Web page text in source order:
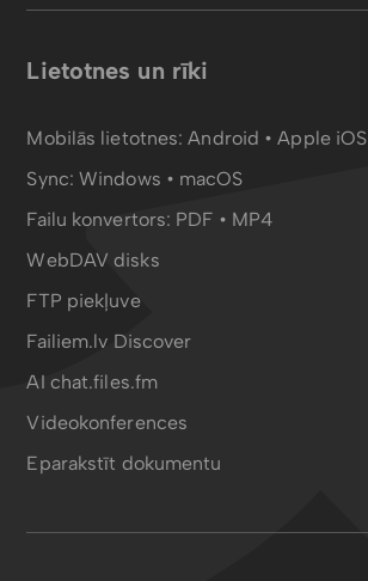
Lietotnes un rīki
Mobilās lietotnes:Android •Apple iOS
Sync:Windows • macOS
Failu konvertors: PDF • MP4
WebDAV disks
FTP piekļuve
Failiem.lv Discover
AI chat.files.fm
Videokonferences
Eparakstīt dokumentu